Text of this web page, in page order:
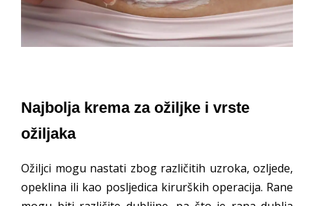
Najbolja krema za ožiljke i vrste
ožiljaka
Ožiljci mogu nastati zbog različitih uzroka, ozljede,
opeklina ili kao posljedica kirurških operacija. Rane